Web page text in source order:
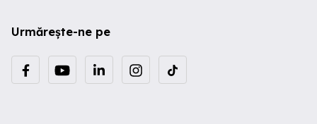
Urmărește-ne pe